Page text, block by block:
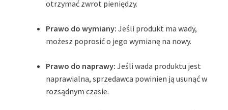
otrzymać zwrot pieniędzy.
Prawo do wymiany: Jeśli produkt ma wady,
możesz poprosić o jego wymianę na nowy.
Prawo do naprawy: Jeśli wada produktu jest
naprawialna, sprzedawca powinien ją usunąć w
rozsądnym czasie.